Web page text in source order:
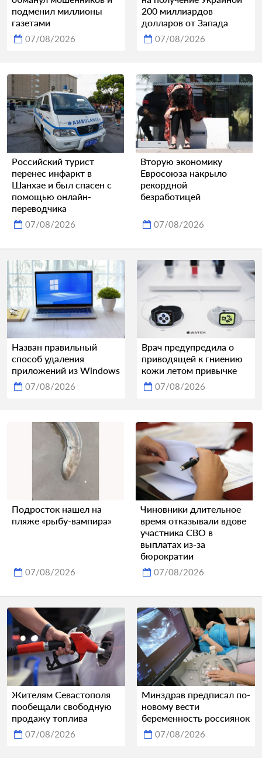
подменил миллионы
газетами
07/08/2026
200 миллиардов
долларов от Запада
07/08/2026
Российский турист
перенес инфаркт в
Шанхае и был спасен с
помощью онлайн-
переводчика
07/08/2026
Вторую экономику
Евросоюза накрыло
рекордной
безработицей
07/08/2026
Назван правильный
способ удаления
приложений из Windows
07/08/2026
Врач предупредила о
приводящей к гниению
кожи летом привычке
07/08/2026
Подросток нашел на
пляже «рыбу-вампира»
07/08/2026
Чиновники длительное
время отказывали вдове
участника СВО в
выплатах из-за
бюрократии
07/08/2026
Жителям Севастополя
пообещали свободную
продажу топлива
07/08/2026
Минздрав предписал по-
новому вести
беременность россиянок
07/08/2026